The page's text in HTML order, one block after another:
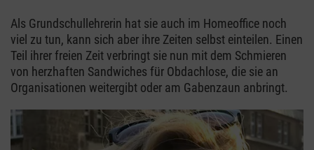
Als Grundschullehrerin hat sie auch im Homeoffice noch
viel zu tun, kann sich aber ihre Zeiten selbst einteilen. Einen
Teil ihrer freien Zeit verbringt sie nun mit dem Schmieren
von herzhaften Sandwiches für Obdachlose, die sie an
Organisationen weitergibt oder am Gabenzaun anbringt.